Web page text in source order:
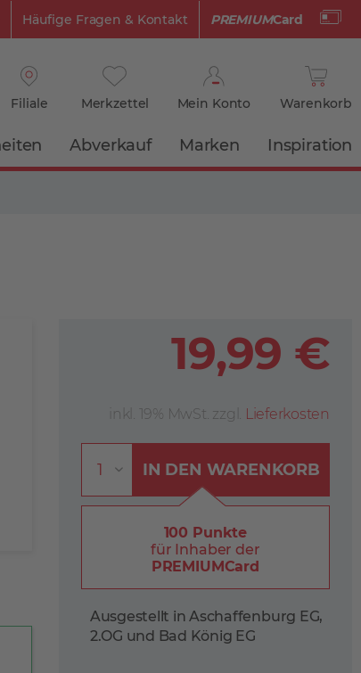
PREMIUMCard
Häufige Fragen & Kontakt
Filiale Merkzettel Mein Konto Warenkorb
Abverkauf Marken Inspiration
19,99 €
inkl. 19% MwSt. zzgl. Lieferkosten
IN DEN WARENKORB
100 Punkte
für Inhaber der
PREMIUMCard
Ausgestellt in Aschaffenburg EG,
2.OG und Bad König EG